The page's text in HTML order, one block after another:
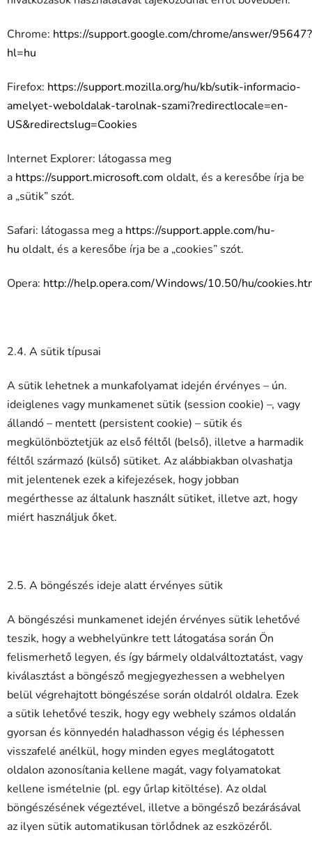
Chrome: https://support.google.com/chrome/answer/95647?
hl=hu
Firefox: https://support.mozilla.org/hu/kb/sutik-informacio-
amelyet-weboldalak-tarolnak-szami?redirectlocale=en-
US&redirectslug=Cookies
Internet Explorer: látogassa meg
a https://support.microsoft.com oldalt, és a keresőbe írja be
a „sütik” szót.
Safari: látogassa meg a https://support.apple.com/hu-
hu oldalt, és a keresőbe írja be a „cookies” szót.
Opera: http://help.opera.com/Windows/10.50/hu/
2.4. A sütik típusai
A sütik lehetnek a munkafolyamat idején érvényes – ún.
ideiglenes vagy munkamenet sütik (session cookie) –, vagy
állandó – mentett (persistent cookie) – sütik és
megkülönböztetjük az első féltől (belső), illetve a harmadik
féltől származó (külső) sütiket. Az alábbiakban olvashatja
mit jelentenek ezek a kifejezések, hogy jobban
megérthesse az általunk használt sütiket, illetve azt, hogy
miért használjuk őket.
2.5. A böngészés ideje alatt érvényes sütik
A böngészési munkamenet idején érvényes sütik lehetővé
teszik, hogy a webhelyünkre tett látogatása során Ön
felismerhető legyen, és így bármely oldalváltoztatást, vagy
kiválasztást a böngésző megjegyezhessen a webhelyen
belül végrehajtott böngészése során oldalról oldalra. Ezek
a sütik lehetővé teszik, hogy egy webhely számos oldalán
gyorsan és könnyedén haladhasson végig és léphessen
visszafelé anélkül, hogy minden egyes meglátogatott
oldalon azonosítania kellene magát, vagy folyamatokat
kellene ismételnie (pl. egy űrlap kitöltése). Az oldal
böngészésének végeztével, illetve a böngésző bezárásával
az ilyen sütik automatikusan törlődnek az eszközéről.